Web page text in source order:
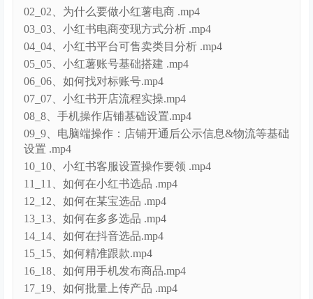
小红书运营实操课，系统学习开店、选品、笔记制作
等技巧，打造爆款商品
01_01、看课流程 .mp4
02_02、为什么要做小红薯电商 .mp4
03_03、小红书电商变现方式分析 .mp4
04_04、小红书平台可售卖类目分析 .mp4
05_05、小红薯账号基础搭建 .mp4
06_06、如何找对标账号.mp4
07_07、小红书开店流程实操.mp4
08_8、手机操作店铺基础设置.mp4
09_9、电脑端操作：店铺开通后公示信息&物流等基础
设置 .mp4
10_10、小红书客服设置操作要领 .mp4
11_11、如何在小红书选品 .mp4
12_12、如何在某宝选品 .mp4
13_13、如何在多多选品 .mp4
14_14、如何在抖音选品.mp4